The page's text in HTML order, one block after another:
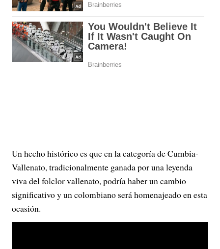
Un hecho histórico es que en la categoría de Cumbia-
Vallenato, tradicionalmente ganada por una leyenda
viva del folclor vallenato, podría haber un cambio
significativo y un colombiano será homenajeado en esta
ocasión.